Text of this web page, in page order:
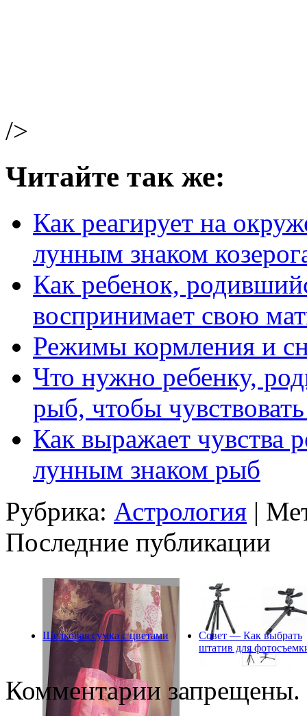
/>
Читайте так же:
Как реагирует на
лунным знаком
Как ребенок,
воспринимает свою
Режимы кормления и
Что нужно ребенку,
рыб, чтобы
Как выражает чувства
лунным знаком рыб
Рубрика: Астрология |
Последние публикации
Шелковая сумка с цветами
Совет — Как выбрать
штатив для
Комментарии запрещены.